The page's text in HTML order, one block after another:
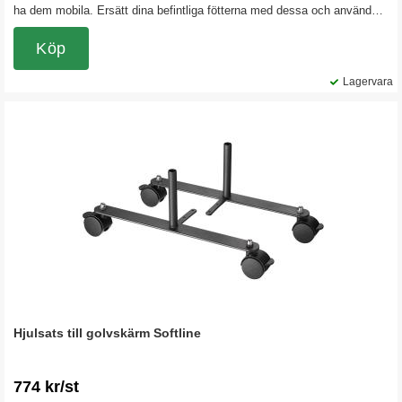
ha dem mobila. Ersätt dina befintliga fötterna med dessa och använd
bifogade 2-vägskopplingen så får du en tät och väl absorberande
skärmvägg i vinkel.
Lagervara
Köp
Hjulsats till golvskärm Softline
774 kr/st